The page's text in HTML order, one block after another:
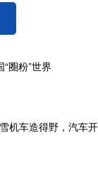
圈粉”世界
机车造得野，汽车开